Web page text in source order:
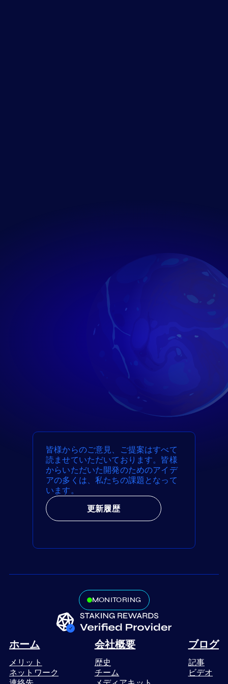
皆様からのご意見、ご提案はすべて
読ませていただいております。皆様
からいただいた開発のためのアイデ
アの多くは、私たちの課題となって
います。
更新履歴
MONITORING
ホーム
メリット
ネットワーク
会社概要
歴史
チーム
ブログ
記事
ビデオ